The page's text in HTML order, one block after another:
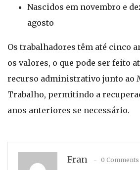
Nascidos em novembro e
agosto
Os trabalhadores têm até cinco
os valores, o que pode ser feito
recurso administrativo junto ao
Trabalho, permitindo a
anos anteriores se necessário.
Fran 0 Comments